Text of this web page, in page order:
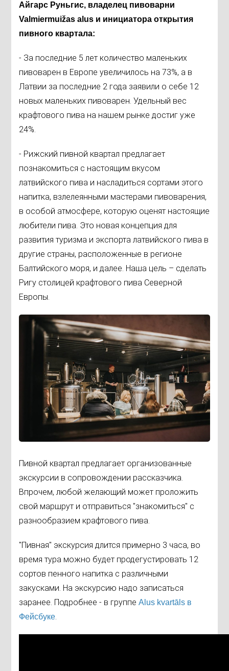
Айгарс Руньгис, владелец пивоварни
Valmiermuižas alus и инициатора открытия
пивного квартала:
- За последние 5 лет количество маленьких
пивоварен в Европе увеличилось на 73%, а в
Латвии за последние 2 года заявили о себе 12
новых маленьких пивоварен. Удельный вес
крафтового пива на нашем рынке достиг уже
24%.
- Рижский пивной квартал предлагает
познакомиться с настоящим вкусом
латвийского пива и насладиться сортами этого
напитка, взлелеянными мастерами пивоварения,
в особой атмосфере, которую оценят настоящие
любители пива. Это новая концепция для
развития туризма и экспорта латвийского пива в
другие страны, расположенные в регионе
Балтийского моря, и далее. Наша цель – сделать
Ригу столицей крафтового пива Северной
Европы.
Пивной квартал предлагает организованные
экскурсии в сопровождении рассказчика.
Впрочем, любой желающий может проложить
свой маршрут и отправиться "знакомиться" с
разнообразием крафтового пива.
"Пивная" экскурсия длится примерно 3 часа, во
время тура можно будет продегустировать 12
сортов пенного напитка с различными
закусками. На экскурсию надо записаться
заранее. Подробнее - в группеAlus kvartāls в
Фейсбуке.